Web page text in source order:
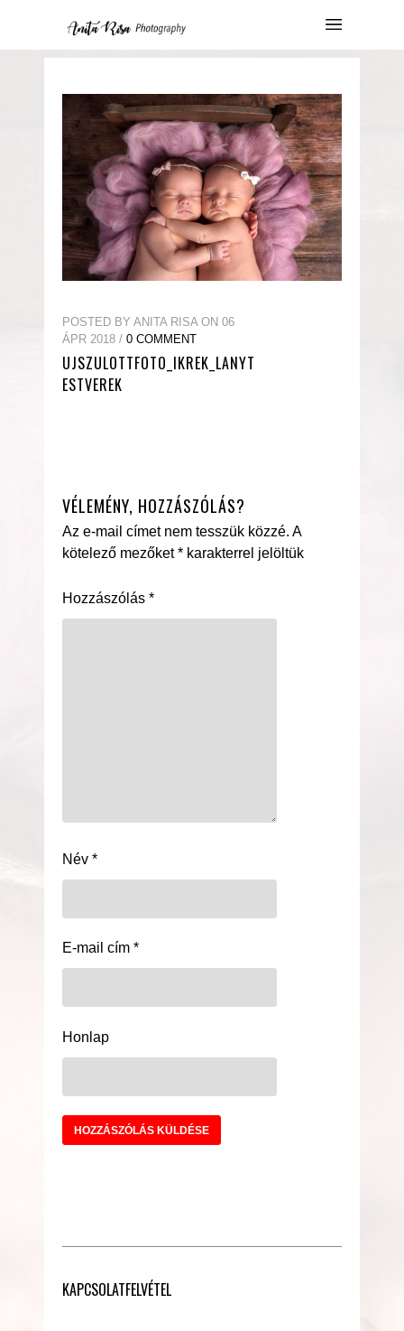
POSTED BY ANITA RISA ON 06
ÁPR 2018 / 0 COMMENT
UJSZULOTTFOTO_IKREK_LANYT
ESTVEREK
VÉLEMÉNY, HOZZÁSZÓLÁS?
Az e-mail címet nem tesszük közzé. A
kötelező mezőket* karakterrel jelöltük
Hozzászólás *
Név *
E-mail cím *
Honlap
KAPCSOLATFELVÉTEL